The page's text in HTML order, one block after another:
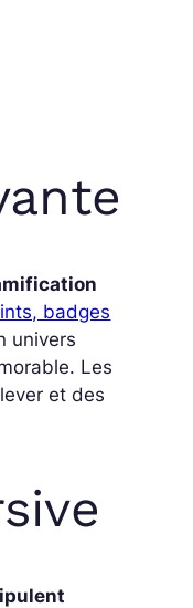
badges
univers
Les
et des